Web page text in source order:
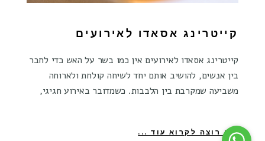
קייטרינג אסאדו לאירועים
קייטרינג אסאדו לאירועים אין כמו בשר על האש כדי לחבר
בין אנשים, להושיב אותם יחד לשיחה קולחת ולארוחה
משביעה שמקרבת בין הלבבות. כשמדובר באירוע חגיגי,
אני רוצה לקרוא עוד ...